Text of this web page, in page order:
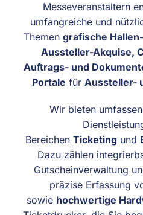
Messeveranstaltern
umfangreiche und
Themen grafische
Aussteller-Akquise,
Auftrags- und
Portale für Aussteller-
Wir bieten
Bereichen Ticketingund
Dazu zählen
Gutscheinverwaltung
präzise Erfassung
sowie hochwertige